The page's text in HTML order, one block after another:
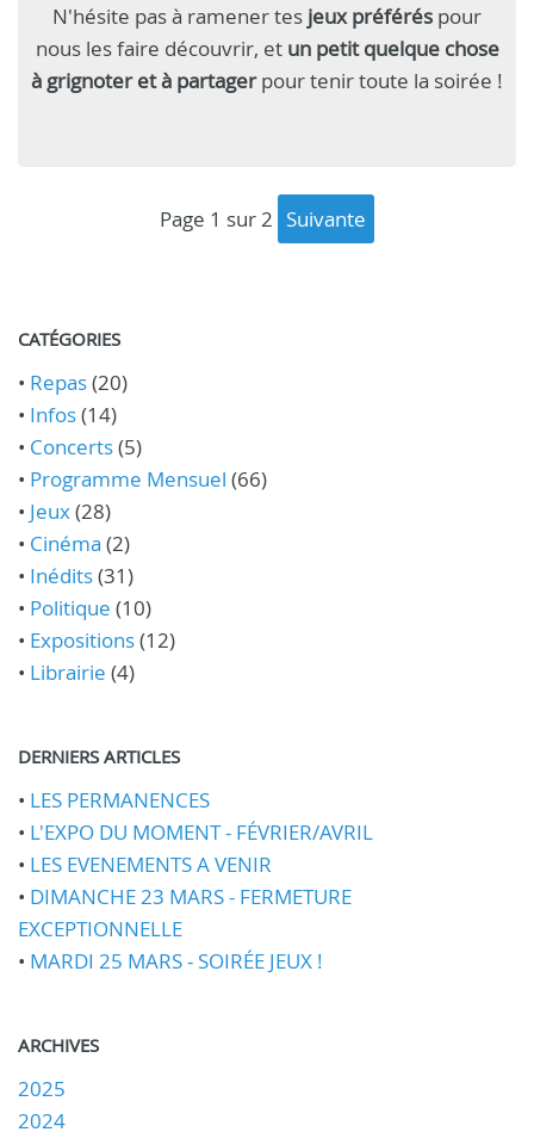
N'hésite pas à ramener tes jeux préférés pour
nous les faire découvrir, et un petit quelque chose
à grignoter et à partagerpour tenir toute la soirée !
page 1 sur 2 suivante
CATÉGORIES
• Repas(20)
• Infos(14)
• Concerts(5)
• Programme Mensuel (66)
• Jeux(28)
• Cinéma (2)
• Inédits(31)
• Politique (10)
• Expositions(12)
• Librairie (4)
DERNIERS ARTICLES
• LES PERMANENCES
• L'EXPO DU MOMENT - FÉVRIER/AVRIL
• LES EVENEMENTS A VENIR
• DIMANCHE 23 MARS - FERMETURE
EXCEPTIONNELLE
• MARDI 25 MARS - SOIRÉE JEUX !
ARCHIVES
2025
2024